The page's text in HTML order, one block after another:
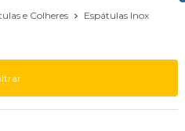
e Colheres Espátulas Inox